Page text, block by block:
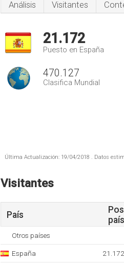
Análisis Visitantes
21.172
Puesto en España
470.127
Clasifica Mundial
Última Actualización: 19/04/2018 . Datos
Visitantes
País
país
Otros países
España 21.172